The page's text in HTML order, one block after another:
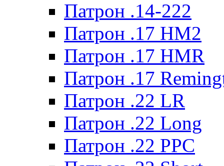
Патрон .14-222
Патрон .17 HM2
Патрон .17 HMR
Патрон .17
Патрон .22 LR
Патрон .22 Long
Патрон .22 PPC